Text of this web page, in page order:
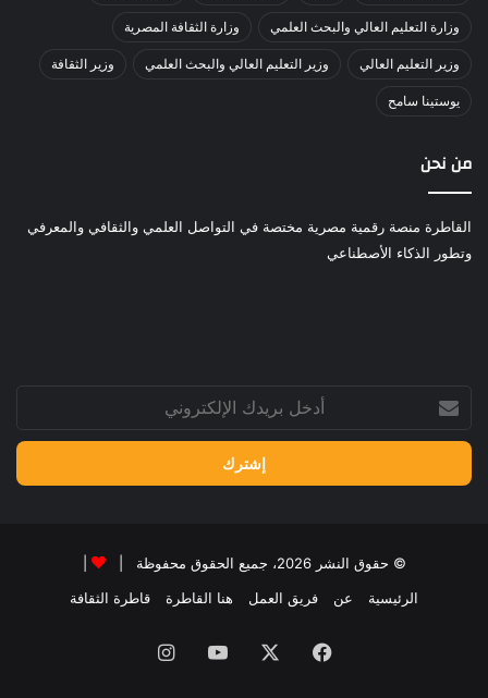
وزارة التعليم العالي والبحث العلمي وزارة الثقافة المصرية
وزير التعليم العالي وزير التعليم العالي والبحث العلمي وزير الثقافة
يوستينا سامح
من نحن
القاطرة منصة رقمية مصرية مختصة في التواصل العلمي والثقافي والمعرفي
وتطور الذكاء الأصطناعي
بريدك
الإلكتروني
© حقوق النشر 2026، جميع الحقوق محفوظة |
الرئيسية
عن فريق العمل هنا القاطرة قاطرة الثقافة
فيسبوك ‫YouTubeانستقرام